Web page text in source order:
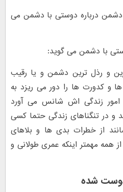
درباره دوستی با دشمن می
با دشمن می گوید:
و رذل ترین دشمن و یا رقیب
و کدورت ها را دور می ریزد به
امور زندگی اش شانس می آورد
و در تنگناهای زندگی حتما کسی
از خطرات بدی ها و بلاهای
همه مهمتر اینکه عمری طولانی و
شده